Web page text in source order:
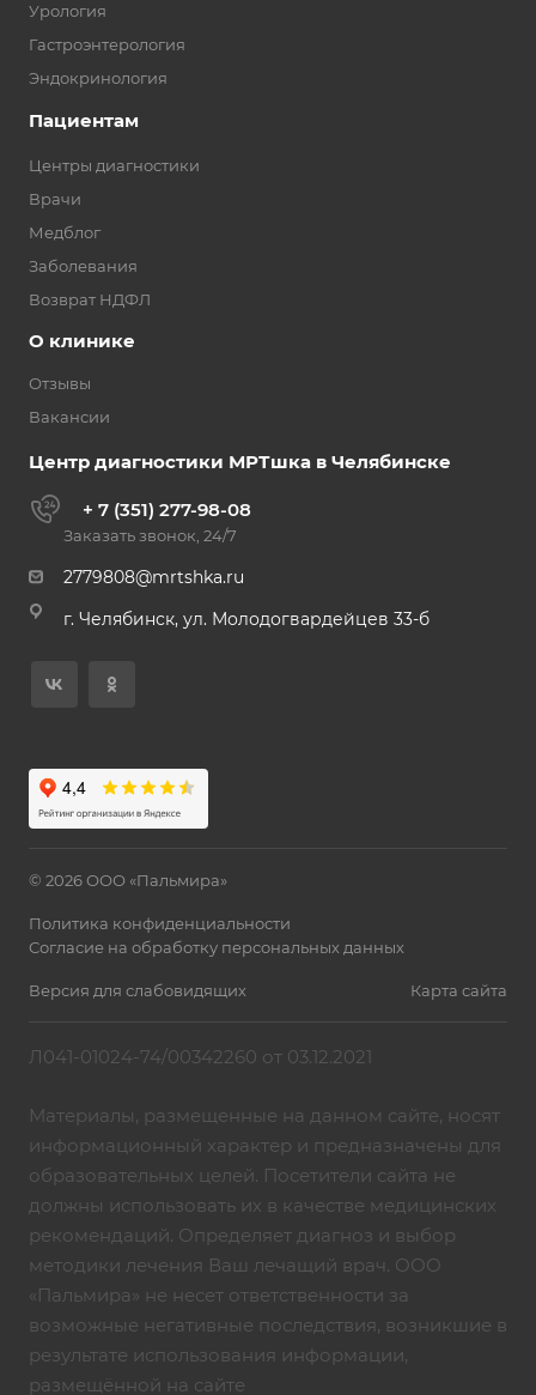
Урология
Гастроэнтерология
Эндокринология
Пациентам
Центры диагностики
Врачи
Медблог
Заболевания
Возврат НДФЛ
О клинике
Отзывы
Вакансии
Центр диагностики МРТшка в Челябинске
+ 7 (351) 277-98-08
Заказать звонок, 24/7
2779808@mrtshka.ru
г. Челябинск, ул. Молодогвардейцев 33-б
© 2026 ООО «Пальмира»
Политика конфиденциальности
Согласие на обработку персональных данных
Версия для слабовидящих Карта сайта
Л041-01024-74/00342260 от 03.12.2021
Материалы, размещенные на данном сайте, носят
информационный характер и предназначены для
образовательных целей. Посетители сайта не
должны использовать их в качестве медицинских
рекомендаций. Определяет диагноз и выбор
методики лечения Ваш лечащий врач. ООО
«Пальмира» не несет ответственности за
возможные негативные последствия, возникшие в
результате использования информации,
размещённой на сайте